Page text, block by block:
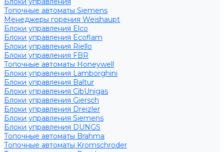
Топочные автоматы Siemens
Менеджеры горения Weishaupt
Блоки управления Elco
Блоки управления Ecoflam
Блоки управления Riello
Блоки управления FBR
Топочные автоматы Honeywell
Блоки управления Lamborghini
Блоки управления Baltur
Блоки управления CibUnigas
Блоки управления Giersch
Блоки управления Dreizler
Блоки управления Siemens
Блоки управления DUNGS
Топочные автоматы Brahma
Топочные автоматы Kromschroder